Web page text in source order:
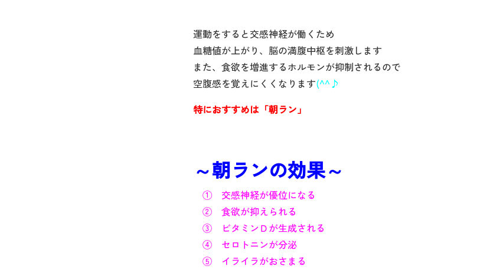
運動をすると交感神経が働くため
血糖値が上がり、脳の満腹中枢を刺激します
また、食欲を増進するホルモンが抑制されるので
空腹感を覚えにくくなります(^^♪
特におすすめは「朝ラン」
～朝ランの効果～
① 交感神経が優位になる
② 食欲が抑えられる
③ ビタミンＤが生成される
④ セロトニンが分泌
⑤ イライラがおさまる